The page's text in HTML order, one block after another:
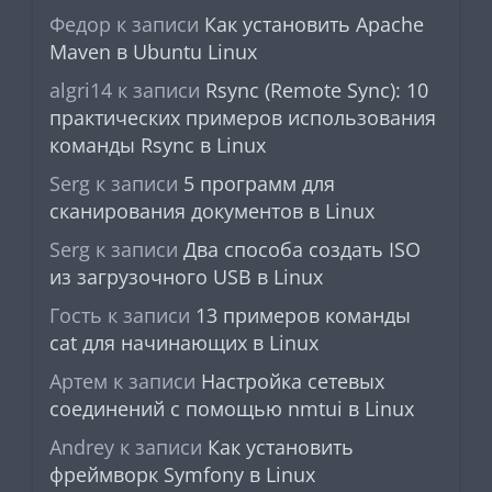
Федор к записи Как установить Apache
Maven в Ubuntu Linux
algri14 к записи Rsync (Remote Sync): 10
практических примеров использования
команды Rsync в Linux
Serg к записи 5 программ для
сканирования документов в Linux
Serg к записи Два способа создать ISO
из загрузочного USB в Linux
Гость к записи 13 примеров команды
cat для начинающих в Linux
Артем к записи Настройка сетевых
соединений с помощью nmtui в Linux
Andrey к записи Как установить
фреймворк Symfony в Linux